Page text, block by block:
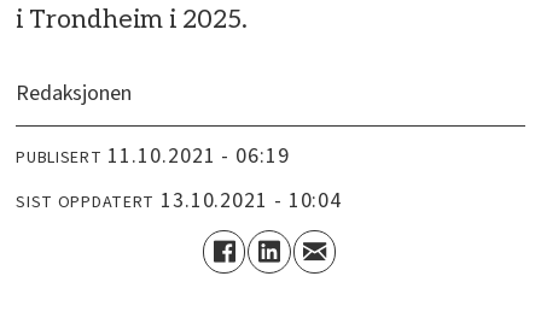
i Trondheim i 2025.
Redaksjonen
PUBLISERT 11.10.2021 - 06:19
SIST OPPDATERT 13.10.2021 - 10:04